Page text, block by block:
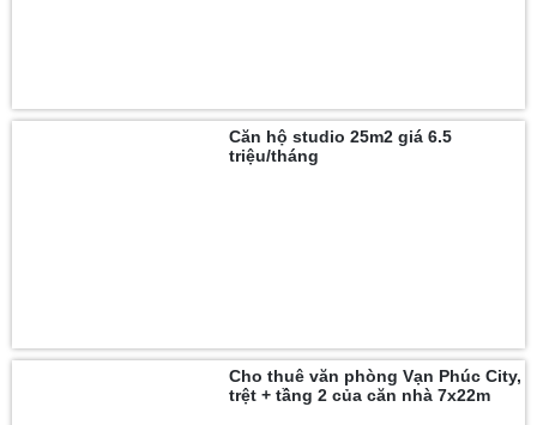
Căn hộ studio 25m2 giá 6.5
triệu/tháng
Cho thuê văn phòng Vạn Phúc City,
trệt + tầng 2 của căn nhà 7x22m